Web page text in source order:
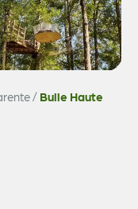
/ Bulle Haute